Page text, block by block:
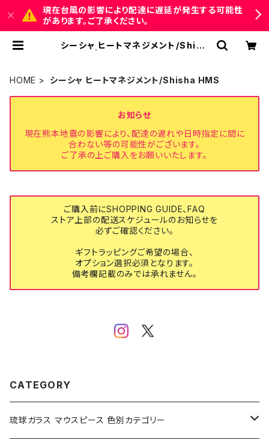
現在台風の影響により配達に遅延が発生する可能性
があります。ご了承ください。
シーシャ ヒートマネジメント/Shish
arche
HOME シーシャ ヒートマネジメント/Shisha HMS
お知らせ
現在熊本地震の影響により、配達の遅れや日時指定に間に
合わない等の可能性がございます。
ご了承の上ご購入をお願いいたします。
ご購入前にSHOPPING GUIDE、FAQ
ストア上部の配送スケジュールのお知らせを
必ずご確認ください。
ギフトラッピングご希望の場合、
オプション選択必須となります。
備考欄記載のみでは承れません。
CATEGORY
琉球ガラス マウスピース 色別カテゴリー